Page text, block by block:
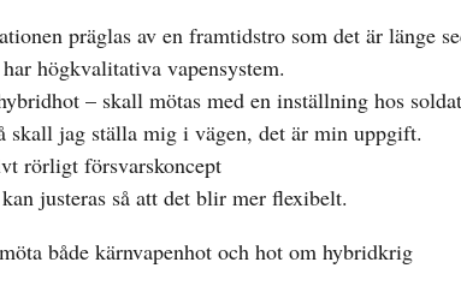
präglas av en framtidstro som det är länge
högkvalitativa vapensystem.
– skall mötas med en inställning hos
skall jag ställa mig i vägen, det är min uppgift.
rörligt försvarskoncept
justeras så att det blir mer flexibelt.
både kärnvapenhot och hot om hybridkrig